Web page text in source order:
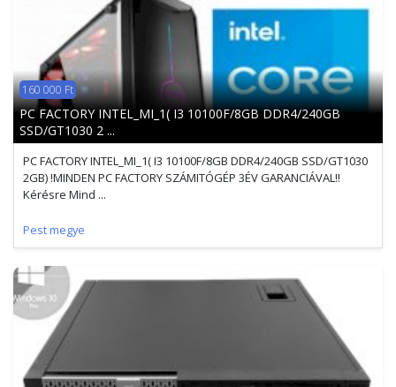
160 000 Ft
PC FACTORY INTEL_MI_1( I3 10100F/8GB DDR4/240GB
SSD/GT1030 2 ...
PC FACTORY INTEL_MI_1( I3 10100F/8GB DDR4/240GB SSD/GT1030
2GB) !MINDEN PC FACTORY SZÁMITÓGÉP 3ÉV GARANCIÁVAL!!
Kérésre Mind ...
Pest megye